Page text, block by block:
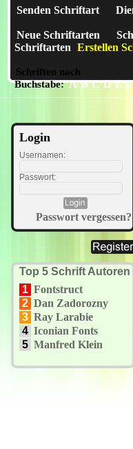
Senden Schriftart
Neue Schriftarten
Schriftarten Erstellen
Schriften nach
Buchstabe:A B C D E F
Login
Usernamen:
Passwort:
Passwort vergessen?
Top 5 Schrift Autoren
1 Fontstruct
2 Dan Zadorozny
3 Ray Larabie
4 Iconian Fonts
5 Manfred Klein